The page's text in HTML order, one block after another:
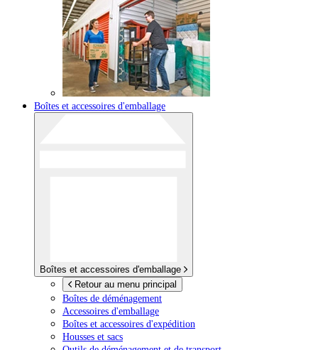
Boîtes et accessoires d'emballage
Boîtes et accessoires d'emballage
Retour au menu principal
Boîtes de déménagement
Accessoires d'emballage
Boîtes et accessoires d'expédition
Housses et sacs